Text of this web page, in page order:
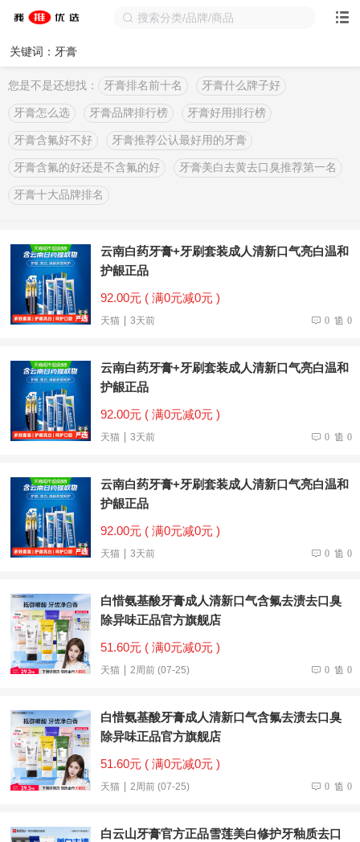
关键词：牙膏
您是不是还想找： 牙膏排名前十名 牙膏什么牌子好
牙膏怎么选 牙膏品牌排行榜 牙膏好用排行榜
牙膏含氟好不好 牙膏推荐公认最好用的牙膏
牙膏含氟的好还是不含氟的好 牙膏美白去黄去口臭推荐第一名
牙膏十大品牌排名
云南白药牙膏+牙刷套装成人清新口气亮白温和
护龈正品
92.00元 ( 满0元减0元 )
天猫 3天前 0 0
云南白药牙膏+牙刷套装成人清新口气亮白温和
护龈正品
92.00元 ( 满0元减0元 )
天猫 3天前 0 0
云南白药牙膏+牙刷套装成人清新口气亮白温和
护龈正品
92.00元 ( 满0元减0元 )
天猫 3天前 0 0
白惜氨基酸牙膏成人清新口气含氟去渍去口臭
除异味正品官方旗舰店
51.60元 ( 满0元减0元 )
天猫 2周前 (07-25) 0 0
白惜氨基酸牙膏成人清新口气含氟去渍去口臭
除异味正品官方旗舰店
51.60元 ( 满0元减0元 )
天猫 2周前 (07-25) 0 0
白云山牙膏官方正品雪莲美白修护牙釉质去口